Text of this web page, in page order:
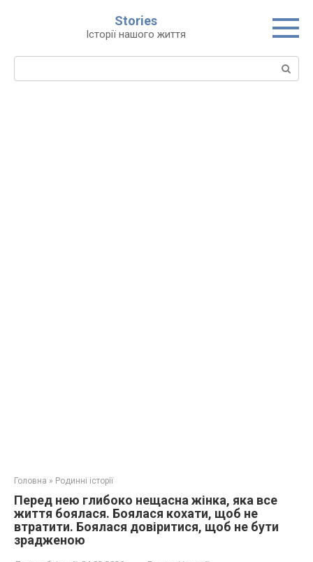
Stories
Історії нашого життя
Пошук:
Головна » Родинні історії
Перед нею глибоко нещасна жінка, яка все
життя боялася. Боялася кохати, щоб не
втратити. Боялася довіритися, щоб не бути
зрадженою